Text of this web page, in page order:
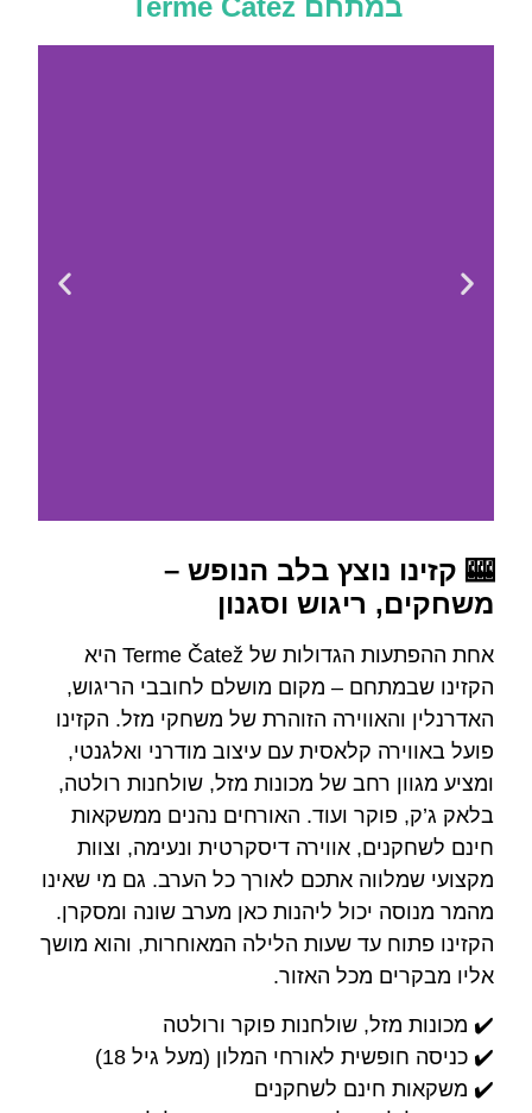
במתחם Terme Čatež
לחצו כאן -
להזמנת חדר
🎰 קזינו נוצץ בלב הנופש –
משחקים, ריגוש וסגנון
אחת ההפתעות הגדולות של Terme Čatež היא
הקזינו שבמתחם – מקום מושלם לחובבי הריגוש,
האדרנלין והאווירה הזוהרת של משחקי מזל. הקזינו
פועל באווירה קלאסית עם עיצוב מודרני ואלגנטי,
ומציע מגוון רחב של מכונות מזל, שולחנות רולטה,
בלאק ג’ק, פוקר ועוד. האורחים נהנים ממשקאות
חינם לשחקנים, אווירה דיסקרטית ונעימה, וצוות
מקצועי שמלווה אתכם לאורך כל הערב. גם מי שאינו
מהמר מנוסה יכול ליהנות כאן מערב שונה ומסקרן.
הקזינו פתוח עד שעות הלילה המאוחרות, והוא מושך
אליו מבקרים מכל האזור.
✔️ מכונות מזל, שולחנות פוקר ורולטה
✔️ כניסה חופשית לאורחי המלון (מעל גיל 18)
✔️ משקאות חינם לשחקנים